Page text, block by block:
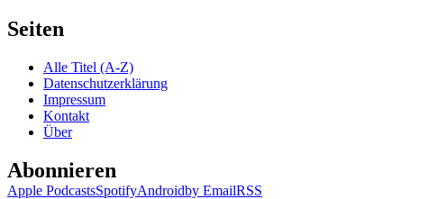
Seiten
Alle Titel (A-Z)
Datenschutzerklärung
Impressum
Kontakt
Über
Abonnieren
Apple PodcastsSpotifyAndroidby EmailRSS